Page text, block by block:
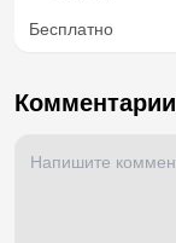
Бесплатно
Комментарии